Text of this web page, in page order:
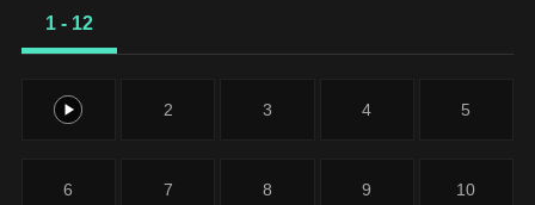
開大規模遊戲的動作冒險。
1 - 12
1 2 3 4 5
6 7 8 9 10